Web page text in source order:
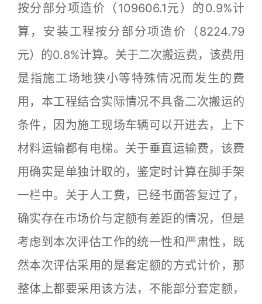
按分部分项造价（109606.1元）的0.9%计
算，安装工程按分部分项造价（8224.79
元）的0.8%计算。关于二次搬运费，该费用
是指施工场地狭小等特殊情况而发生的费
用，本工程结合实际情况不具备二次搬运的
条件，因为施工现场车辆可以开进去，上下
材料运输都有电梯。关于垂直运输费，该费
用确实是单独计取的，鉴定时计算在脚手架
一栏中。关于人工费，已经书面答复过了，
确实存在市场价与定额有差距的情况，但是
考虑到本次评估工作的统一性和严肃性，既
然本次评估采用的是套定额的方式计价，那
整体上都要采用该方法，不能部分套定额，